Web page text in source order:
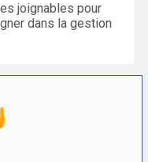
joignables pour
dans la gestion